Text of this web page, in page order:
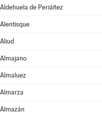
Aldehuela de Periáñez
Alentisque
Aliud
Almajano
Almaluez
Almarza
Almazán